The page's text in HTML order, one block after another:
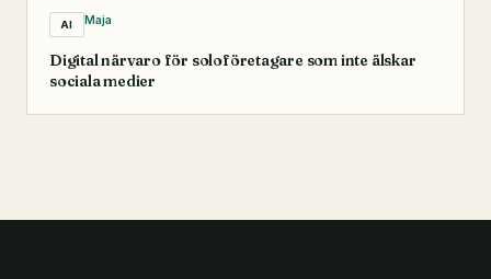
AI Maja
Digital närvaro för soloföretagare som inte älskar
sociala medier